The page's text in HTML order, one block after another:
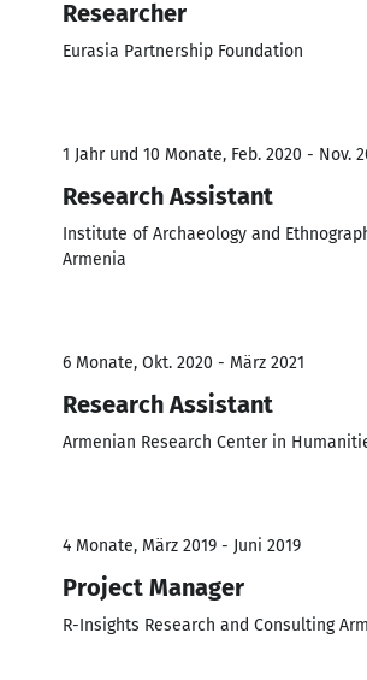
Researcher
Eurasia Partnership Foundation
1 Jahr und 10 Monate, Feb. 2020 - Nov.
Research Assistant
Institute of Archaeology and
Armenia
6 Monate, Okt. 2020 - März 2021
Research Assistant
Armenian Research Center in
4 Monate, März 2019 - Juni 2019
Project Manager
R-Insights Research and Consulting